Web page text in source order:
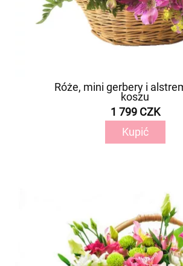
Róże, mini gerbery i
koszu
1 799 CZK
Kupić